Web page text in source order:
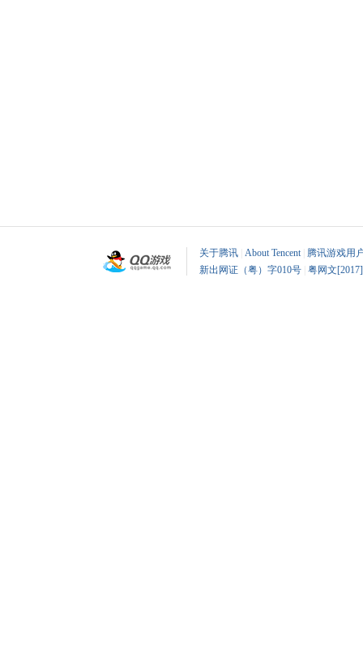
关于腾讯 About Tencent| 腾讯游戏用
新出网证（粤）字010号 粤网文